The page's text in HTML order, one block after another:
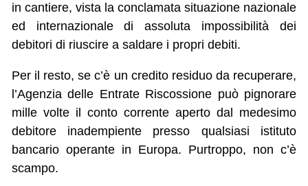
in cantiere, vista la conclamata situazione nazionale
ed internazionale di assoluta impossibilità dei
debitori di riuscire a saldare i propri debiti.
Per il resto, se c’è un credito residuo da recuperare,
l’Agenzia delle Entrate Riscossione può pignorare
mille volte il conto corrente aperto dal medesimo
debitore inadempiente presso qualsiasi istituto
bancario operante in Europa. Purtroppo, non c’è
scampo.